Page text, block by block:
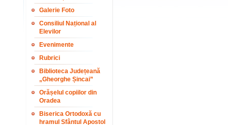
Galerie Foto
Consiliul Național al
Elevilor
Evenimente
Rubrici
Biblioteca Județeană
„Gheorghe Șincai”
Orășelul copiilor din
Oradea
Biserica Ortodoxă cu
hramul Sfântul Apostol